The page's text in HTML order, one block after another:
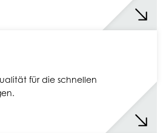
für die schnellen